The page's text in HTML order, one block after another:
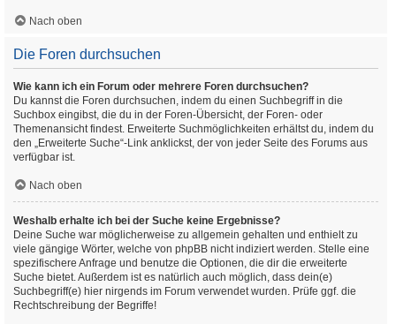
Nach oben
Die Foren durchsuchen
Wie kann ich ein Forum oder mehrere Foren durchsuchen?
Du kannst die Foren durchsuchen, indem du einen Suchbegriff in die
Suchbox eingibst, die du in der Foren-Übersicht, der Foren- oder
Themenansicht findest. Erweiterte Suchmöglichkeiten erhältst du, indem du
den „Erweiterte Suche“-Link anklickst, der von jeder Seite des Forums aus
verfügbar ist.
Nach oben
Weshalb erhalte ich bei der Suche keine Ergebnisse?
Deine Suche war möglicherweise zu allgemein gehalten und enthielt zu
viele gängige Wörter, welche von phpBB nicht indiziert werden. Stelle eine
spezifischere Anfrage und benutze die Optionen, die dir die erweiterte
Suche bietet. Außerdem ist es natürlich auch möglich, dass dein(e)
Suchbegriff(e) hier nirgends im Forum verwendet wurden. Prüfe ggf. die
Rechtschreibung der Begriffe!